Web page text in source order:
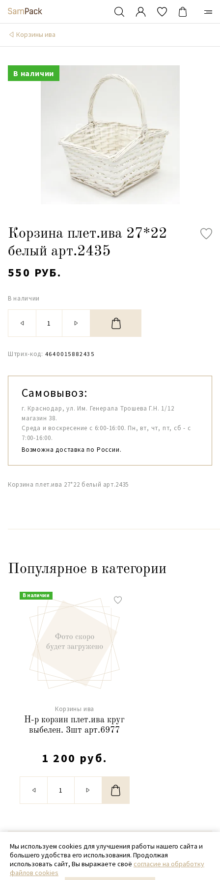
Корзины ива
В наличии
Корзина плет.ива 27*22
белый арт.2435
550 РУБ.
В наличии
Штрих-код: 4640015882435
Самовывоз:
г. Краснодар, ул. Им. Генерала Трошева Г.Н. 1/12
магазин 38.
Среда и воскресение с 6:00-16:00. Пн, вт, чт, пт, сб - с
7:00-16:00.
Возможна доставка по России.
Корзина плет.ива 27*22 белый арт.2435
Популярное в категории
В наличии
Корзины ива
Н-р корзин плет.ива круг
выбелен. 3шт арт.6977
1 200 руб.
© 2020 - 2026 SamPack
+ 7 (918) 699-97-87
zakaz@sampack.store
Мы используем cookies для улучшения работы нашего сайта и
большего удобства его использования. Продолжая
использовать сайт, Вы выражаете своё согласие на обработку
файлов cookies